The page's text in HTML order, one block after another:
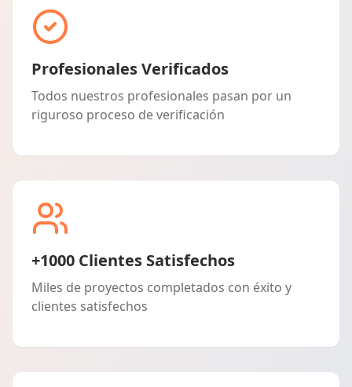
Profesionales Verificados
Todos nuestros profesionales pasan por un
riguroso proceso de verificación
+1000 Clientes Satisfechos
Miles de proyectos completados con éxito y
clientes satisfechos